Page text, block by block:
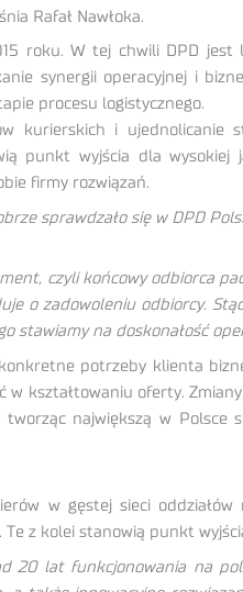
Rafał Nawłoka.
roku. W tej chwili DPD jest
synergii operacyjnej i
procesu logistycznego.
kurierskich i
punkt wyjścia dla
firmy rozwiązań.
sprawdzało się w DPD
czyli końcowy odbiorca
o zadowoleniu odbiorcy.
na doskonałość
potrzeby klienta
kształtowaniu oferty.
największą w
w gęstej sieci
z kolei stanowią punkt
20 lat funkcjonowania na